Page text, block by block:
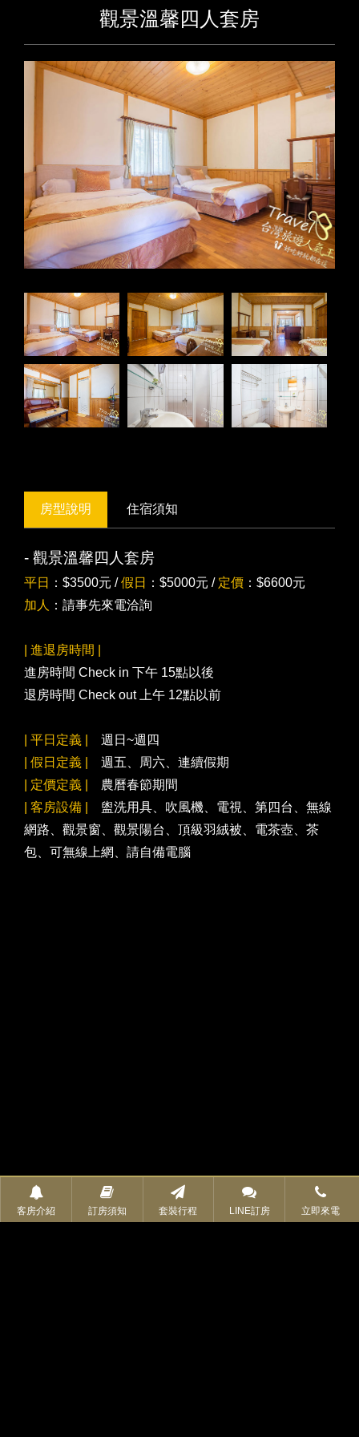
客房介紹 訂房須知 套裝行程 LINE訂房 立即來電
觀景溫馨四人套房
房型說明 住宿須知
- 觀景溫馨四人套房
平日 ：$3500元 / 假日 ：$5000元 / 定價 ：$6600元
加人 ：請事先來電洽詢
| ​進退房時間 |
進房時間 Check in 下午 15點以後
退房時間 Check out 上午 12點以前
| 平日定義 |
週日~週四
| 假日定義 |
週五、周六、連續假期
| 定價定義 |
農曆春節期間
| 客房設備 |
盥洗用具、吹風機、電視、第四台、無線
網路、觀景窗、觀景陽台、頂級羽絨被、電茶壺、茶
包、可無線上網、請自備電腦